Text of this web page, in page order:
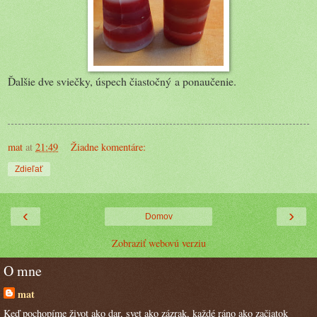
Ďalšie dve sviečky, úspech čiastočný a ponaučenie.
mat at 21:49 Žiadne komentáre:
Zdieľať
‹ ›
Domov
Zobraziť webovú verziu
O mne
mat
Keď pochopíme život ako dar, svet ako zázrak, každé ráno ako začiatok